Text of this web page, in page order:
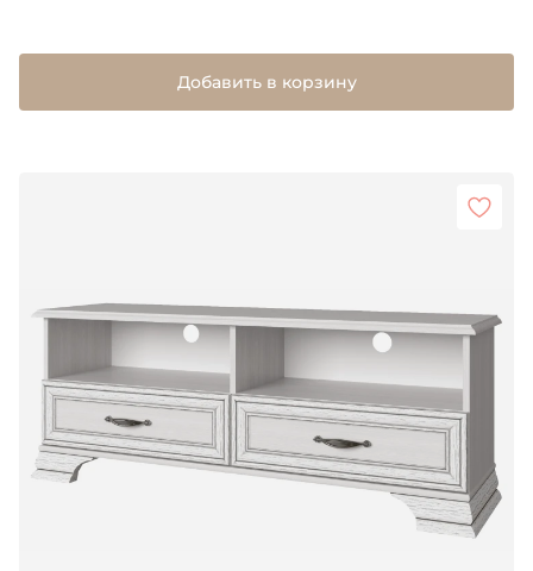
Добавить в корзину